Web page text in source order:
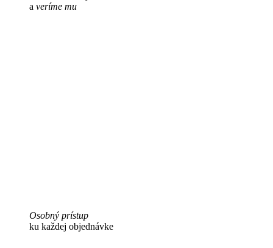
a veríme mu
Osobný prístup
ku každej objednávke